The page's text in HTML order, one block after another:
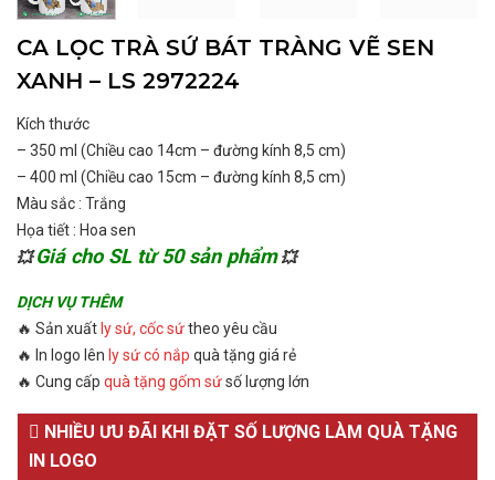
CA LỌC TRÀ SỨ BÁT TRÀNG VẼ SEN
XANH – LS 2972224
Kích thước
– 350 ml (Chiều cao 14cm – đường kính 8,5 cm)
– 400 ml (Chiều cao 15cm – đường kính 8,5 cm)
Màu sắc : Trắng
Họa tiết : Hoa sen
💥Giá cho SL từ 50 sản phẩm💥
DỊCH VỤ THÊM
🔥 Sản xuất ly sứ, cốc sứtheo yêu cầu
🔥 In logo lên ly sứ có nắp quà tặng giá rẻ
🔥 Cung cấp quà tặng gốm sứsố lượng lớn
NHIỀU ƯU ĐÃI KHI ĐẶT SỐ LƯỢNG LÀM QUÀ TẶNG
IN LOGO